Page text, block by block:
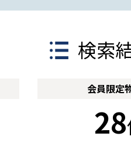
検索
会員限定
28